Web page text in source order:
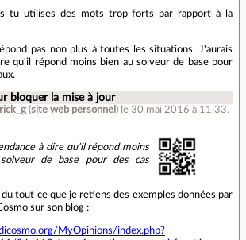
tu utilises des mots trop forts par rapport à la
pas non plus à toutes les situations. J'aurais
qu'il répond moins bien au solveur de base pour
bloquer la mise à jour
(site web personnel ) le 30 mai 2016 à 11:33.
à dire qu'il répond moins
de base pour des cas
du tout ce que je retiens des exemples données par
sur son blog :
MyOpinions/index.php?